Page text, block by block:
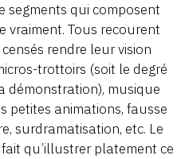
segments qui composent
vraiment. Tous recourent
rendre leur vision
trottoirs (soit le degré
démonstration), musique
petites animations, fausse
surdramatisation, etc. Le
qu’illustrer platement ce